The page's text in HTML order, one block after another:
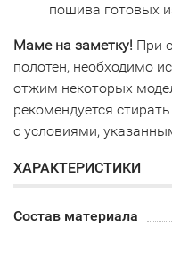
пошива готовых
Маме на заметку! При
полотен, необходимо
отжим некоторых
рекомендуется
с условиями,
ХАРАКТЕРИСТИКИ
Состав материала